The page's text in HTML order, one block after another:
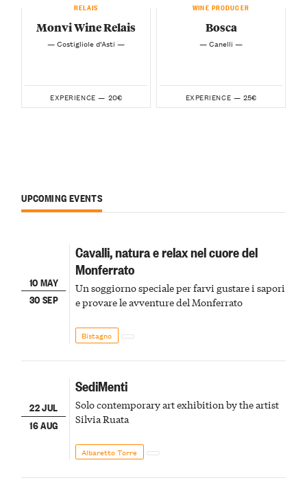
RELAIS
Monvi Wine Relais
— Costigliole d’Asti —
EXPERIENCE — 20€
WINE PRODUCER
Bosca
— Canelli —
EXPERIENCE — 25€
UPCOMING EVENTS
10 MAY
30 SEP
Cavalli, natura e relax nel cuore del
Monferrato
Un soggiorno speciale per farvi gustare i sapori
e provare le avventure del Monferrato
Bistagno
22 JUL
16 AUG
SediMenti
Solo contemporary art exhibition by the artist
Silvia Ruata
Albaretto Torre